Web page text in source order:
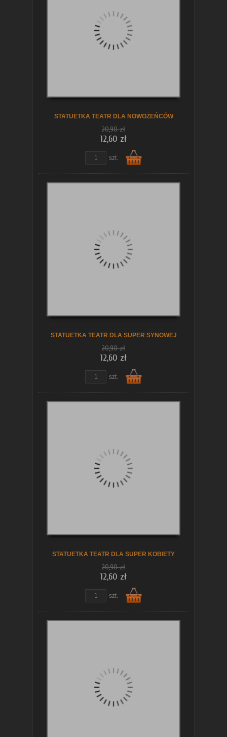
STATUETKA TEATR DLA NOWOŻEŃCÓW
20,90 zł
12,60 zł
szt.
STATUETKA TEATR DLA SUPER SYNOWEJ
20,90 zł
12,60 zł
szt.
STATUETKA TEATR DLA SUPER KOBIETY
20,90 zł
12,60 zł
szt.